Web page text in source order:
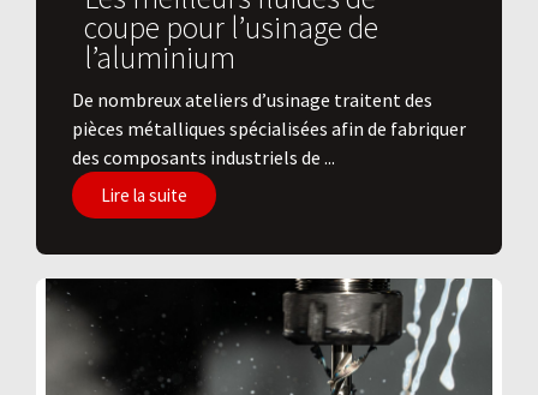
coupe pour l’usinage de
l’aluminium
De nombreux ateliers d’usinage traitent des
pièces métalliques spécialisées afin de fabriquer
des composants industriels de ...
Lire la suite